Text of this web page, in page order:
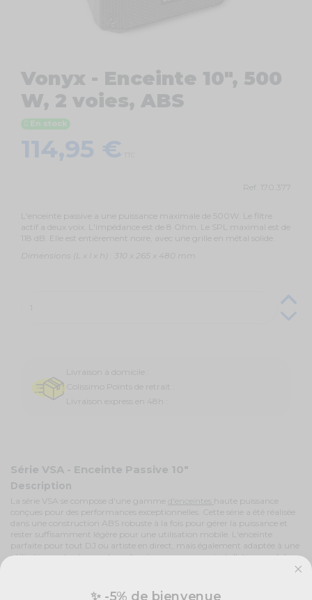
Vonyx - Enceinte 10", 500
W, 2 voies, ABS
En stock
114,95 €
Ref. 170.377
L'enceinte passive a une puissance maximale de 500W. Le filtre
actif a deux voix. L'impédance est de 8 Ohm. Le SPL maximal est de
118 dB. Elle est entièrement noire, avec une grille en métal solide.
Dimensions (L x l x h) : 310 x 265 x 480 mm
Livraison à domicile :
Colissimo Points de retrait :
Livraison express en 48h :
Série VSA - Enceinte Passive 10"
Description
La série VSA se compose d'une gamme d'enceintes
haute puissance
conçues pour des performances exceptionnelles. Cette série a été réalisée
dans une construction ABS robuste à la fois pour gérer la puissance et
rester suffisamment légère pour une utilisation mobile. L'enceinte
parfaite pour tout DJ ou artiste en direct, mais également adaptée à une
utilisation en tant que retour de scène ou pour une installation en club.
Enceinte passive 10" 500 W 2 voies✨ -5% de bienvenue